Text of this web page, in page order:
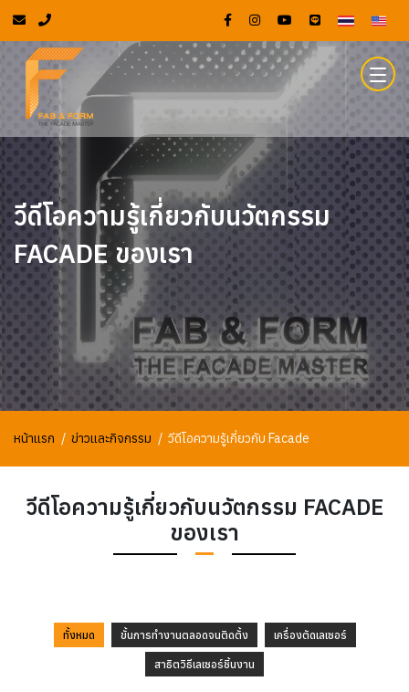
วีดีโอความรู้เกี่ยวกับนวัตกรรม
FACADE ของเรา
หน้าแรก ข่าวและกิจกรรม วีดีโอความรู้เกี่ยวกับ Facade
วีดีโอความรู้เกี่ยวกับนวัตกรรม FACADE
ของเรา
ทั้งหมด ขั้นการทำงานตลอดจนติดตั้ง เครื่องตัดเลเซอร์
สาธิตวิธีเลเซอร์ชิ้นงาน